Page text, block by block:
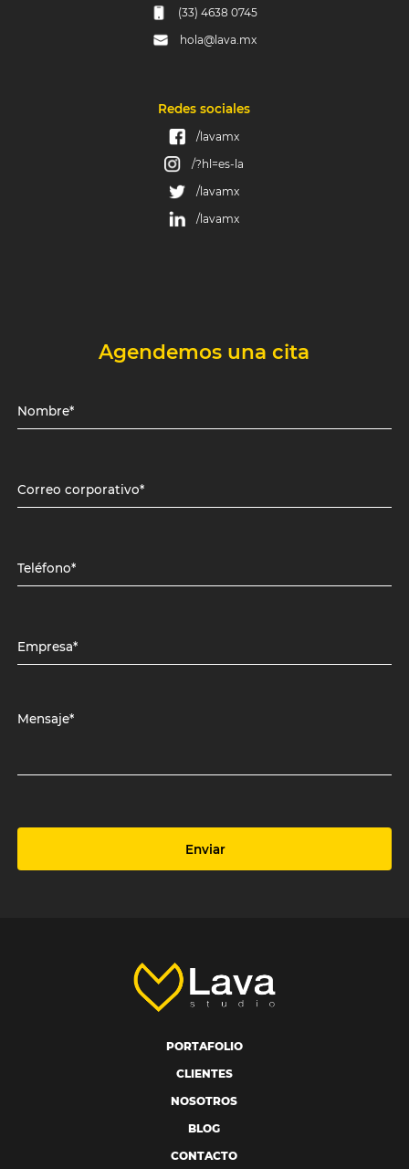
(33) 4638 0745
hola@lava.mx
Redes sociales
/lavamx
/?hl=es-la
/lavamx
/lavamx
Agendemos una cita
Nombre*
Correo corporativo*
Teléfono*
Empresa*
Mensaje*
Enviar
PORTAFOLIO
CLIENTES
NOSOTROS
BLOG
CONTACTO